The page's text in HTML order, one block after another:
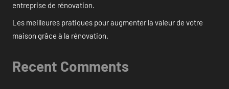
entreprise de rénovation.
Les meilleures pratiques pour augmenter la valeur de votre
maison grâce à la rénovation.
Recent Comments